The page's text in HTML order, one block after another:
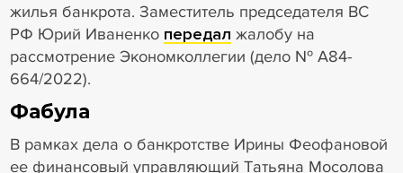
жилья банкрота. Заместитель председателя ВС
РФ Юрий Иваненко передал жалобу на
рассмотрение Экономколлегии (дело № А84-
664/2022).
Фабула
В рамках дела о банкротстве Ирины Феофановой
ее финансовый управляющий Татьяна Мосолова